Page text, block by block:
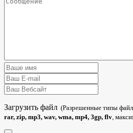
Загрузить файл (Разрешенные типы
rar, zip, mp3, wav, wma, mp4, 3gp, flv,